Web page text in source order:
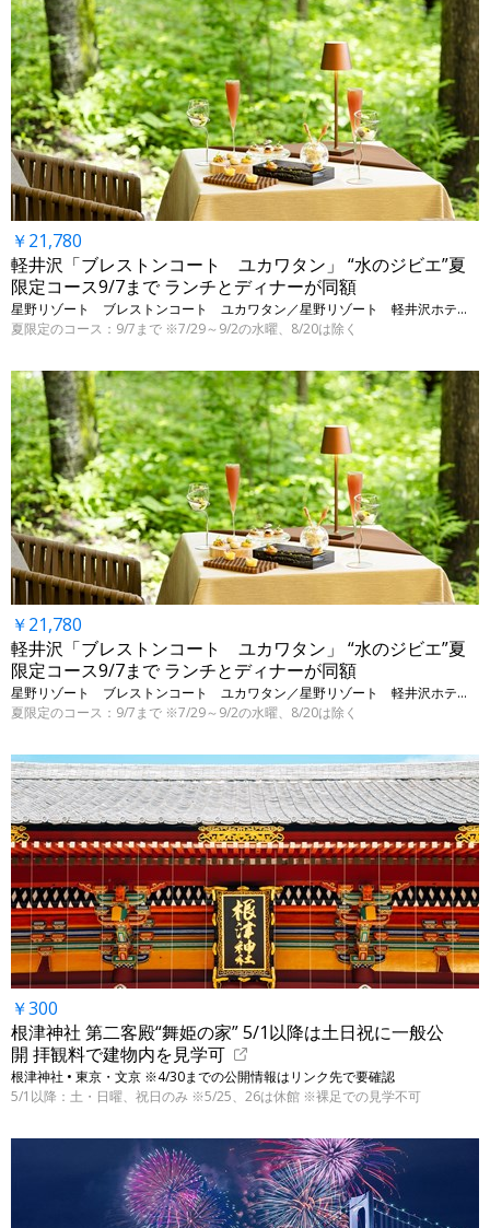
￥21,780
軽井沢「ブレストンコート ユカワタン」 “水のジビエ”夏
限定コース9/7まで ランチとディナーが同額
星野リゾート ブレストンコート ユカワタン／星野リゾート 軽井沢ホテルブレストンコート • 長野・軽井沢
夏限定のコース：9/7まで ※7/29～9/2の水曜、8/20は除く
￥21,780
軽井沢「ブレストンコート ユカワタン」 “水のジビエ”夏
限定コース9/7まで ランチとディナーが同額
星野リゾート ブレストンコート ユカワタン／星野リゾート 軽井沢ホテルブレストンコート • 長野・軽井沢
夏限定のコース：9/7まで ※7/29～9/2の水曜、8/20は除く
￥300
根津神社 第二客殿“舞姫の家” 5/1以降は土日祝に一般公
開 拝観料で建物内を見学可
根津神社 • 東京・文京 ※4/30までの公開情報はリンク先で要確認
5/1以降：土・日曜、祝日のみ ※5/25、26は休館 ※裸足での見学不可